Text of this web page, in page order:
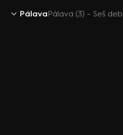
PálavaPálava (3) – Seš